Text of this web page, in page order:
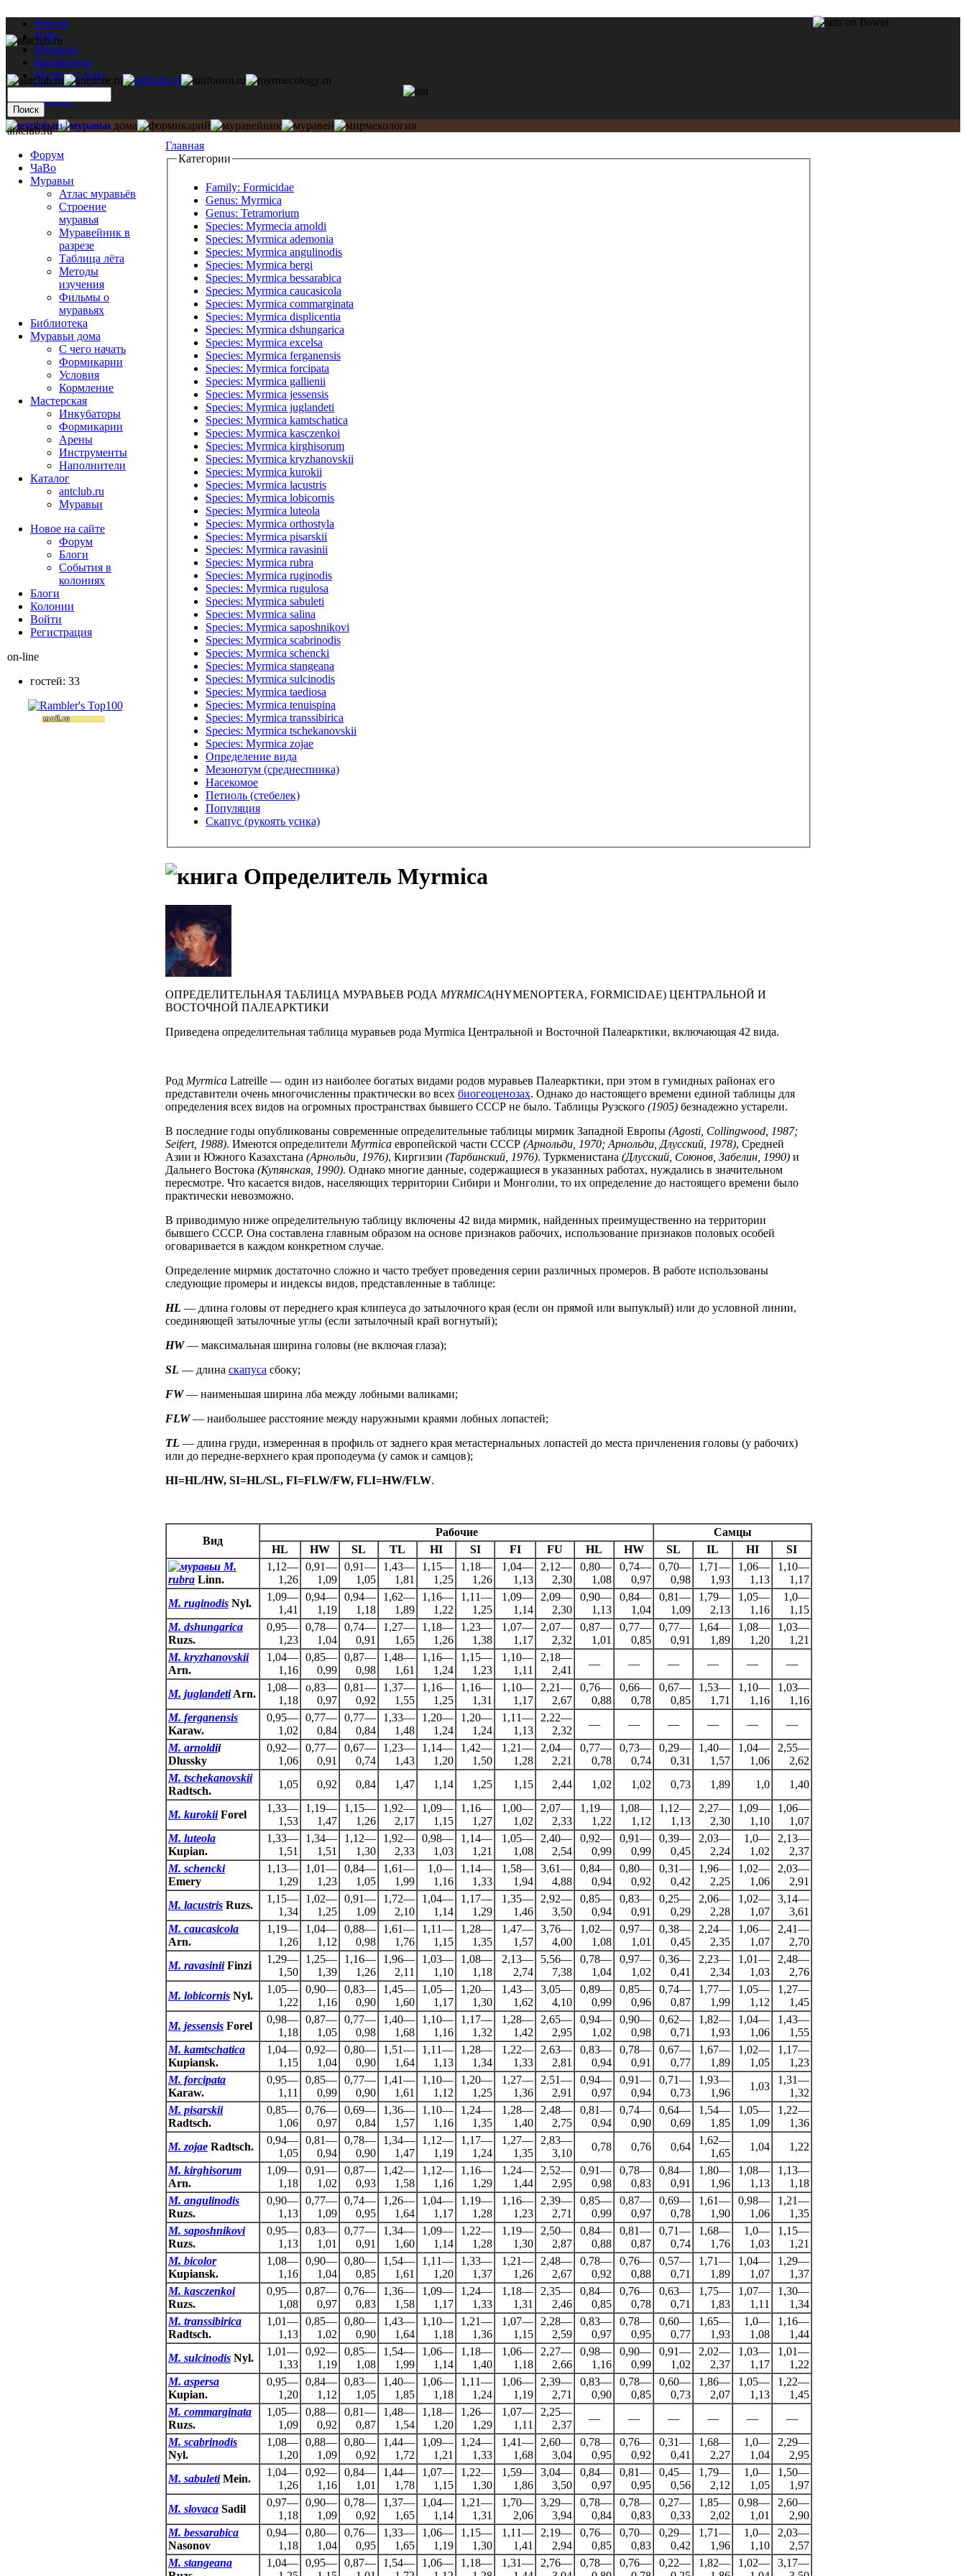
Форум
ЧаВо
Муравьи
Библиотека
Муравьи дома
Мастерская
Каталог
Главная
Категории
Family: Formicidae
Genus: Myrmica
Genus: Tetramorium
Species: Myrmecia arnoldi
Species: Myrmica ademonia
Species: Myrmica angulinodis
Species: Myrmica bergi
Species: Myrmica bessarabica
Species: Myrmica caucasicola
Species: Myrmica commarginata
Species: Myrmica displicentia
Species: Myrmica dshungarica
Species: Myrmica excelsa
Species: Myrmica ferganensis
Species: Myrmica forcipata
Species: Myrmica gallienii
Species: Myrmica jessensis
Species: Myrmica juglandeti
Species: Myrmica kamtschatica
Species: Myrmica kasczenkoi
Species: Myrmica kirghisorum
Species: Myrmica kryzhanovskii
Species: Myrmica kurokii
Species: Myrmica lacustris
Species: Myrmica lobicornis
Species: Myrmica luteola
Species: Myrmica orthostyla
Species: Myrmica pisarskii
Species: Myrmica ravasinii
Species: Myrmica rubra
Species: Myrmica ruginodis
Species: Myrmica rugulosa
Species: Myrmica sabuleti
Species: Myrmica salina
Species: Myrmica saposhnikovi
Species: Myrmica scabrinodis
Species: Myrmica schencki
Species: Myrmica stangeana
Species: Myrmica sulcinodis
Species: Myrmica taediosa
Species: Myrmica tenuispina
Species: Myrmica transsibirica
Species: Myrmica tschekanovskii
Species: Myrmica zojae
Определение вида
Мезонотум (среднеспинка)
Насекомое
Петиоль (стебелек)
Популяция
Скапус (рукоять усика)
Определитель Myrmica
ОПРЕДЕЛИТЕЛЬНАЯ ТАБЛИЦА МУРАВЬЕВ РОДА MYRMICA(HYMENOPTERA, FORMICIDAE) ЦЕНТРАЛЬНОЙ И
ВОСТОЧНОЙ ПАЛЕАРКТИКИ
Приведена определительная таблица муравьев рода Myrmica Центральной и Восточной Палеарктики, включающая 42 вида.
Род Myrmica Latreille — один из наиболее богатых видами родов муравьев Палеарктики, при этом в гумидных районах его
представители очень многочисленны практически во всех биогеоценозах. Однако до настоящего времени единой таблицы для
определения всех видов на огромных пространствах бывшего СССР не было. Таблицы Рузского (1905) безнадежно устарели.
В последние годы опубликованы современные определительные таблицы мирмик Западной Европы (Agosti, Collingwood, 1987;
Seifert, 1988). Имеются определители Myrmica европейской части СССР (Арнольди, 1970; Арнольди, Длусский, 1978), Средней
Азии и Южного Казахстана (Арнольди, 1976), Киргизии (Тарбинский, 1976). Туркменистана (Длусский, Союнов, Забелин, 1990) и
Дальнего Востока (Купянская, 1990). Однако многие данные, содержащиеся в указанных работах, нуждались в значительном
пересмотре. Что касается видов, населяющих территории Сибири и Монголии, то их определение до настоящего времени было
практически невозможно.
В приводимую ниже определительную таблицу включены 42 вида мирмик, найденных преимущественно на территории
бывшего СССР. Она составлена главным образом на основе признаков рабочих, использование признаков половых особей
оговаривается в каждом конкретном случае.
Определение мирмик достаточно сложно и часто требует проведения серии различных промеров. В работе использованы
следующие промеры и индексы видов, представленные в таблице:
HL — длина головы от переднего края клипеуса до затылочного края (если он прямой или выпуклый) или до условной линии,
соединяющей затылочные углы (если затылочный край вогнутый);
HW— максимальная ширина головы (не включая глаза);
SL — длина скапуса сбоку;
FW— наименьшая ширина лба между лобными валиками;
FLW— наибольшее расстояние между наружными краями лобных лопастей;
TL — длина груди, измеренная в профиль от заднего края метастернальных лопастей до места причленения головы (у рабочих)
или до передне-верхнего края проподеума (у самок и самцов);
HI=HL/HW, SI=HL/SL, FI=FLW/FW, FLI=HW/FLW.
Вид
Рабочие
Самцы
HL
HW SL TL HI SI FI FU HL HW SL IL HI
SI
M.
rubra Linn.
1,12—
1,26
0,91—
1,09
0,91—
1,05
1,43—
1,81
1,15—
1,25
1,18—
1,26
1,04—
1,13
2,12—
2,30
0,80—
1,08
0,74—
0,97
0,70—
0,98
1,71—
1,93
1,06—
1,13
1,10—
1,17
M. ruginodis Nyl.
1,09—
1,41
0,94—
1,19
0,94—
1,18
1,62—
1,89
1,16—
1,22
1,11—
1,25
1,09—
1,14
2,09—
2,30
0,90—
1,13
0,84—
1,04
0,81—
1,09
1,79—
2,13
1,05—
1,16
1,0—
1,15
M. dshungarica
Ruzs.
0,95—
1,23
0,78—
1,04
0,74—
0,91
1,27—
1,65
1,18—
1,26
1,23—
1,38
1,07—
1,17
2,07—
2,32
0,87—
1,01
0,77—
0,85
0,77—
0,91
1,64—
1,89
1,08—
1,20
1,03—
1,21
M. kryzhanovskii
Arn.
1,04—
1,16
0,85—
0,99
0,87—
0,98
1,48—
1,61
1,16—
1,24
1,15—
1,23
1,10—
1,11
2,18—
2,41
— — — — — —
M. juglandetiArn.
1,08—
1,18
o,83—
0,97
0,81—
0,92
1,37—
1,55
1,16—
1,25
1,16—
1,31
1,10—
1,17
2,21—
2,67
0,76—
0,88
0,66—
0,78
0,67—
0,85
1,53—
1,71
1,10—
1,16
1,03—
1,16
M. ferganensis
Karaw.
0,95—
1,02
0,77—
0,84
0,77—
0,84
1,33—
1,48
1,20—
1,24
1,20—
1,24
1,11—
1,13
2,22—
2,32
— — — — —
—
M. arnoldii
Dlussky
0,92—
1,06
0,77—
0,91
0,67—
0,74
1,23—
1,43
1,14—
1,20
1,42—
1,50
1,21—
1,28
2,04—
2,21
0,77—
0,78
0,73—
0,74
0,29—
0,31
1,40—
1,57
1,04—
1,06
2,55—
2,62
M. tschekanovskii
Radtsch.
1,05 0,92 0,84 1,47 1,14 1,25 1,15 2,44 1,02 1,02 0,73 1,89 1,0 1,40
M. kurokiiForel
1,33—
1,53
1,19—
1,47
1,15—
1,26
1,92—
2,17
1,09—
1,15
1,16—
1,27
1,00—
1,02
2,07—
2,33
1,19—
1,22
1,08—
1,12
1,12—
1,13
2,27—
2,30
1,09—
1,10
1,06—
1,07
M. luteola
Kupian.
1,33—
1,51
1,34—
1,51
1,12—
1,30
1,92—
2,33
0,98—
1,03
1,14—
1,21
1,05—
1,08
2,40—
2,54
0,92—
0,99
0,91—
0,99
0,39—
0,45
2,03—
2,24
1,0—
1,02
2,13—
2,37
M. schencki
Emery
1,13—
1,29
1,01—
1,23
0,84—
1,05
1,61—
1,99
1,0—
1,16
1,14—
1,33
1,58—
1,94
3,61—
4,88
0,84—
0,94
0,80—
0,92
0,31—
0,42
1,96—
2,25
1,02—
1,06
2,03—
2,91
M. lacustris Ruzs.
1,15—
1,34
1,02—
1,25
0,91—
1,09
1,72—
2,10
1,04—
1,14
1,17—
1,29
1,35—
1,46
2,92—
3,50
0,85—
0,94
0,83—
0,91
0,25—
0,29
2,06—
2,28
1,02—
1,07
3,14—
3,61
M. caucasicola
Arn.
1,19—
1,26
1,04—
1,12
0,88—
0,98
1,61—
1,76
1,11—
1,15
1,28—
1,35
1,47—
1,57
3,76—
4,00
1,02—
1,08
0,97—
1,01
0,38—
0,45
2,24—
2,35
1,06—
1,07
2,41—
2,70
M. ravasiniiFinzi
1,29—
1,50
1,25—
1,39
1,16—
1,26
1,96—
2,11
1,03—
1,10
1,08—
1,18
2,13—
2,74
5,56—
7,38
0,78—
1,04
0,97—
1,02
0,36—
0,41
2,23—
2,34
1,01—
1,03
2,48—
2,76
M. lobicornis Nyl.
1,05—
1,22
0,90—
1,16
0,83—
0,90
1,45—
1,60
1,05—
1,17
1,20—
1,30
1,43—
1,62
3,05—
4,10
0,89—
0,99
0,85—
0,96
0,74—
0,87
1,77—
1,99
1,05—
1,12
1,27—
1,45
M. jessensis Forel
0,98—
1,18
0,87—
1,05
0,77—
0,98
1,40—
1,68
1,10—
1,16
1,17—
1,32
1,28—
1,42
2,65—
2,95
0,94—
1,02
0,90—
0,98
0,62—
0,71
1,82—
1,93
1,04—
1,06
1,43—
1,55
M. kamtschatica
Kupiansk.
1,04—
1,15
0,92—
1,04
0,80—
0,90
1,51—
1,64
1,11—
1,13
1,28—
1,34
1,22—
1,33
2,63—
2,81
0,83—
0,94
0,78—
0,91
0,67—
0,77
1,67—
1,89
1,02—
1,05
1,17—
1,23
M. forcipata
Karaw.
0,95—
1,11
0,85—
0,99
0,77—
0,90
1,41—
1,61
1,10—
1,12
1,20—
1,25
1,27—
1,36
2,51—
2,91
0,94—
0,97
0,91—
0,94
0,71—
0,73
1,93—
1,96
1,03
1,31—
1,32
M. pisarskii
Radtsch.
0,85—
1,06
0,76—
0,97
0,69—
0,84
1,36—
1,57
1,10—
1,16
1,24—
1,35
1,28—
1,40
2,48—
2,75
0,81—
0,94
0,74—
0,90
0,64—
0,69
1,54—
1,85
1,05—
1,09
1,22—
1,36
M. zojae Radtsch.
0,94—
1,05
0,81—
0,94
0,78—
0,90
1,34—
1,47
1,12—
1,19
1,17—
1,24
1,27—
1,35
2,83—
3,10
0,78 0,76 0,64
1,62—
1,65
1,04
1,22
M. kirghisorum
Arn.
1,09—
1,18
0,91—
1,02
0,87—
0,93
1,42—
1,58
1,12—
1,16
1,16—
1,29
1,24—
1,44
2,52—
2,95
0,91—
0,98
0,78—
0,83
0,84—
0,91
1,80—
1,96
1,08—
1,13
1,13—
1,18
M. angulinodis
Ruzs.
0,90—
1,13
0,77—
1,09
0,74—
0,95
1,26—
1,64
1,04—
1,17
1,19—
1,28
1,16—
1,23
2,39—
2,71
0,85—
0,99
0,87—
0,97
0,69—
0,78
1,61—
1,90
0,98—
1,06
1,21—
1,35
M. saposhnikovi
Ruzs.
0,95—
1,13
0,83—
1,01
0,77—
0,91
1,34—
1,60
1,09—
1,14
1,22—
1,28
1,19—
1,30
2,50—
2,87
0,84—
0,88
0,81—
0,87
0,71—
0,74
1,68—
1,76
1,0—
1,03
1,15—
1,21
M. bicolor
Kupiansk.
1,08—
1,16
0,90—
1,04
0,80—
0,85
1,54—
1,61
1,11—
1,20
1,33—
1,37
1,21—
1,26
2,48—
2,67
0,78—
0,92
0,76—
0,88
0,57—
0,71
1,71—
1,89
1,04—
1,07
1,29—
1,37
M. kasczenkoi
Ruzs.
0,95—
1,08
0,87—
0,97
0,76—
0,83
1,36—
1,58
1,09—
1,17
1,24—
1,33
1,18—
1,31
2,35—
2,46
0,84—
0,85
0,76—
0,78
0,63—
0,71
1,75—
1,83
1,07—
1,11
1,30—
1,34
M. transsibirica
Radtsch.
1,01—
1,13
0,85—
1,02
0,80—
0,90
1,43—
1,64
1,10—
1,18
1,21—
1,36
1,07—
1,15
2,28—
2,59
0,83—
0,97
0,78—
0,95
0,60—
0,77
1,65—
1,93
1,0—
1,08
1,16—
1,44
M. sulcinodis Nyl.
1,01—
1,33
0,92—
1,19
0,85—
1,08
1,54—
1,99
1,06—
1,14
1,18—
1,40
1,06—
1,18
2,27—
2,66
0,98—
1,16
0,90—
0,99
0,91—
1,02
2,02—
2,37
1,03—
1,17
1,01—
1,22
M. aspersa
Kupian.
0,95—
1,20
0,84—
1,12
0,83—
1,05
1,40—
1,85
1,06—
1,18
1,11—
1,24
1,06—
1,19
2,39—
2,71
0,83—
0,90
0,78—
0,85
0,60—
0,73
1,86—
2,07
1,05—
1,13
1,22—
1,45
M. commarginata
Ruzs.
1,05—
1,09
0,88—
0,92
0,81—
0,87
1,48—
1,54
1,18—
1,20
1,26—
1,29
1,07—
1,11
2,25—
2,37
— — — — —
—
M. scabrinodis
Nyl.
1,08—
1,20
0,88—
1,09
0,80—
0,92
1,44—
1,72
1,09—
1,21
1,24—
1,33
1,41—
1,68
2,60—
3,04
0,78—
0,95
0,76—
0,92
0,31—
0,41
1,68—
2,27
1,0—
1,04
2,29—
2,95
M. sabuletiMein.
1,04—
1,26
0,92—
1,16
0,84—
1,01
1,44—
1,78
1,07—
1,15
1,22—
1,30
1,59—
1,86
3,04—
3,50
0,84—
0,97
0,81—
0,95
0,45—
0,56
1,79—
2,12
1,0—
1,05
1,50—
1,97
M. slovaca Sadil
0,97—
1,18
0,90—
1,09
0,78—
0,92
1,37—
1,65
1,04—
1,14
1,21—
1,31
1,70—
2,06
3,29—
3,94
0,78—
0,84
0,78—
0,83
0,27—
0,33
1,85—
2,02
0,98—
1,01
2,60—
2,90
M. bessarabica
Nasonov
0,94—
1,18
0,80—
1,04
0,76—
0,95
1,33—
1,65
1,06—
1,19
1,15—
1,30
1,11—
1,41
2,19—
2,94
0,76—
0,85
0,70—
0,83
0,29—
0,42
1,71—
1,96
1,0—
1,10
2,03—
2,57
M. stangeana
1,04— 0,95— 0,87—
1,54—
1,06—
1,18—
1,31— 2,76—
0,78—
0,76—
0,22—
1,82—
1,02—
3,17—
antclub.ru
Форум
ЧаВо
Муравьи
Атлас муравьёв
Строение
муравья
Муравейник в
разрезе
Таблица лёта
Методы
изучения
Фильмы о
муравьях
Библиотека
Муравьи дома
С чего начать
Формикарии
Условия
Кормление
Мастерская
Инкубаторы
Формикарии
Арены
Инструменты
Наполнители
Каталог
antclub.ru
Муравьи
Новое на сайте
Форум
Блоги
События в
колониях
Блоги
Колонии
Войти
Peгиcтpaция
on-line
гостей: 33